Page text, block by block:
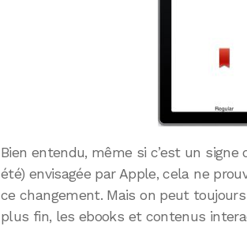
Bien entendu, même si c’est un
été) envisagée par Apple, cela ne
ce changement. Mais on peut toujours
plus fin, les ebooks et contenus